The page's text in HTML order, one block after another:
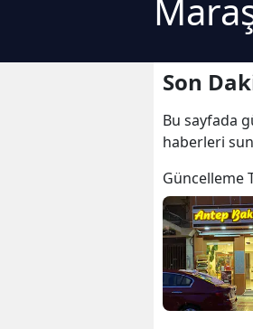
Son
Bu sayfada
haberleri
Güncelleme